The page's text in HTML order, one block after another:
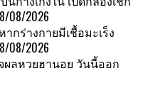
08/2026
กร่างกายมีเชื้อมะเร็ง
08/2026
ผลหวยฮานอย วันนี้ออก